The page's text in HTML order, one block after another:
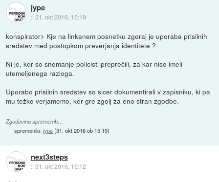
jype
::31. okt 2016, 15:19
konspirator> Kje na linkanem posnetku zgoraj je uporaba prisilnih
sredstev med postopkom preverjanja identitete ?
Ni je, ker so snemanje policisti preprečili, za kar niso imeli
utemeljenega razloga.
Uporabo prisilnih sredstev so sicer dokumentirali v zapisniku, ki pa
mu težko verjamemo, ker gre zgolj za eno stran zgodbe.
Zgodovina sprememb…
spremenilo:jype(31. okt 2016 ob 15:19)
next3steps
::31. okt 2016, 16:12